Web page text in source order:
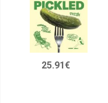
25.91€